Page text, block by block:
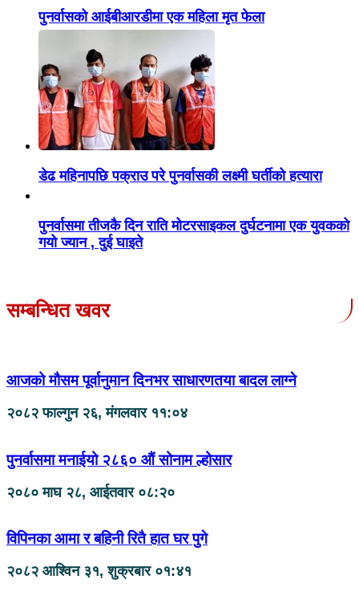
पुनर्वासको आईबीआरडीमा एक महिला मृत फेला
डेढ महिनापछि पक्राउ परे पुनर्वासकी लक्ष्मी घर्तीको हत्यारा
पुनर्वासमा तीजकै दिन राति मोटरसाइकल दुर्घटनामा एक युवकको
गयो ज्यान , दुई घाइते
सम्बन्धित खवर
आजको मौसम पूर्वानुमान दिनभर साधारणतया बादल लाग्ने
२०८२ फाल्गुन २६, मंगलवार ११:०४
पुनर्वासमा मनाईयो २८६० औं सोनाम ल्होसार
२०८० माघ २८, आईतवार ०८:२०
विपिनका आमा र बहिनी रितै हात घर पुगे
२०८२ आश्विन ३१, शुक्रबार ०१:४१